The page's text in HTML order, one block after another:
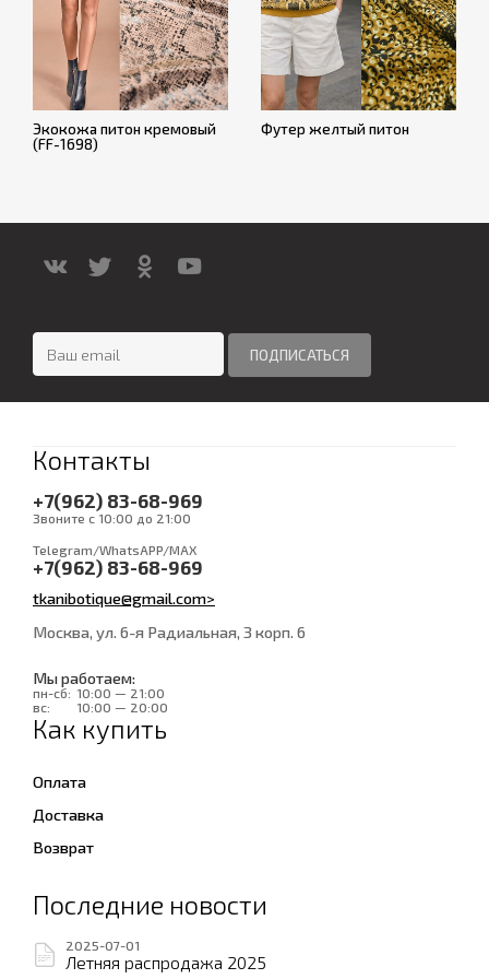
Экокожа питон кремовый
(FF-1698)
Футер желтый питон
Контакты
+7(962) 83-68-969
Звоните с 10:00 до 21:00
Telegram/WhatsAPP/MAX
+7(962) 83-68-969
tkanibotique@gmail.com>
Москва, ул. 6-я Радиальная, 3 корп. 6
Мы работаем:
пн-сб: 10:00 — 21:00
вс:
10:00 — 20:00
Как купить
Оплата
Доставка
Возврат
Последние новости
2025-07-01
Летняя распродажа 2025